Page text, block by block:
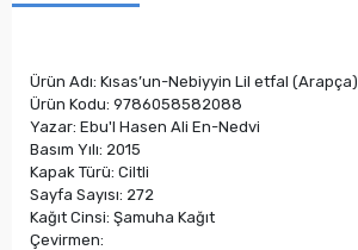
Ürün Adı: Kısas’un-Nebiyyin Lil etfal (Arapça)
Ürün Kodu: 9786058582088
Yazar: Ebu'l Hasen Ali En-Nedvi
Basım Yılı: 2015
Kapak Türü: Ciltli
Sayfa Sayısı: 272
Kağıt Cinsi: Şamuha Kağıt
Çevirmen: